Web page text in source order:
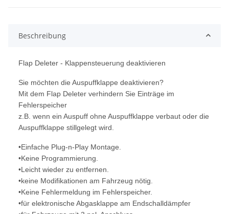
Beschreibung
Flap Deleter - Klappensteuerung deaktivieren
Sie möchten die Auspuffklappe deaktivieren?
Mit dem Flap Deleter verhindern Sie Einträge im
Fehlerspeicher
z.B. wenn ein Auspuff ohne Auspuffklappe verbaut oder die
Auspuffklappe stillgelegt wird.
•Einfache Plug-n-Play Montage.
•Keine Programmierung.
•Leicht wieder zu entfernen.
•keine Modifikationen am Fahrzeug nötig.
•Keine Fehlermeldung im Fehlerspeicher.
•für elektronische Abgasklappe am Endschalldämpfer